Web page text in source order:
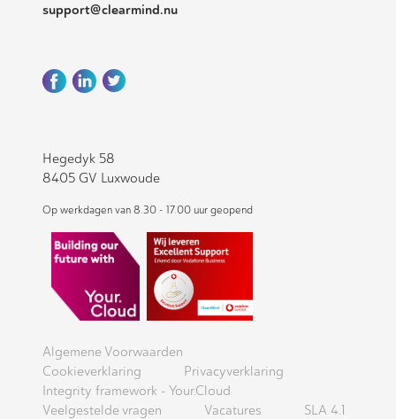
support@clearmind.nu
Hegedyk 58
8405 GV Luxwoude
Op werkdagen van 8.30 - 17.00 uur geopend
Algemene Voorwaarden
Cookieverklaring
Privacyverklaring
Integrity framework - Your.Cloud
Veelgestelde vragen
Vacatures SLA 4.1